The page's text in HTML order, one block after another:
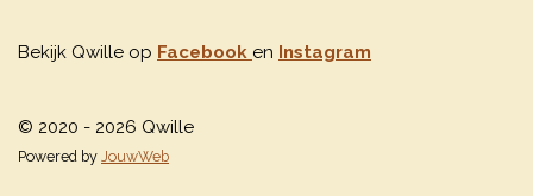
Bekijk Qwille op Facebook en Instagram
© 2020 - 2026 Qwille
Powered by JouwWeb